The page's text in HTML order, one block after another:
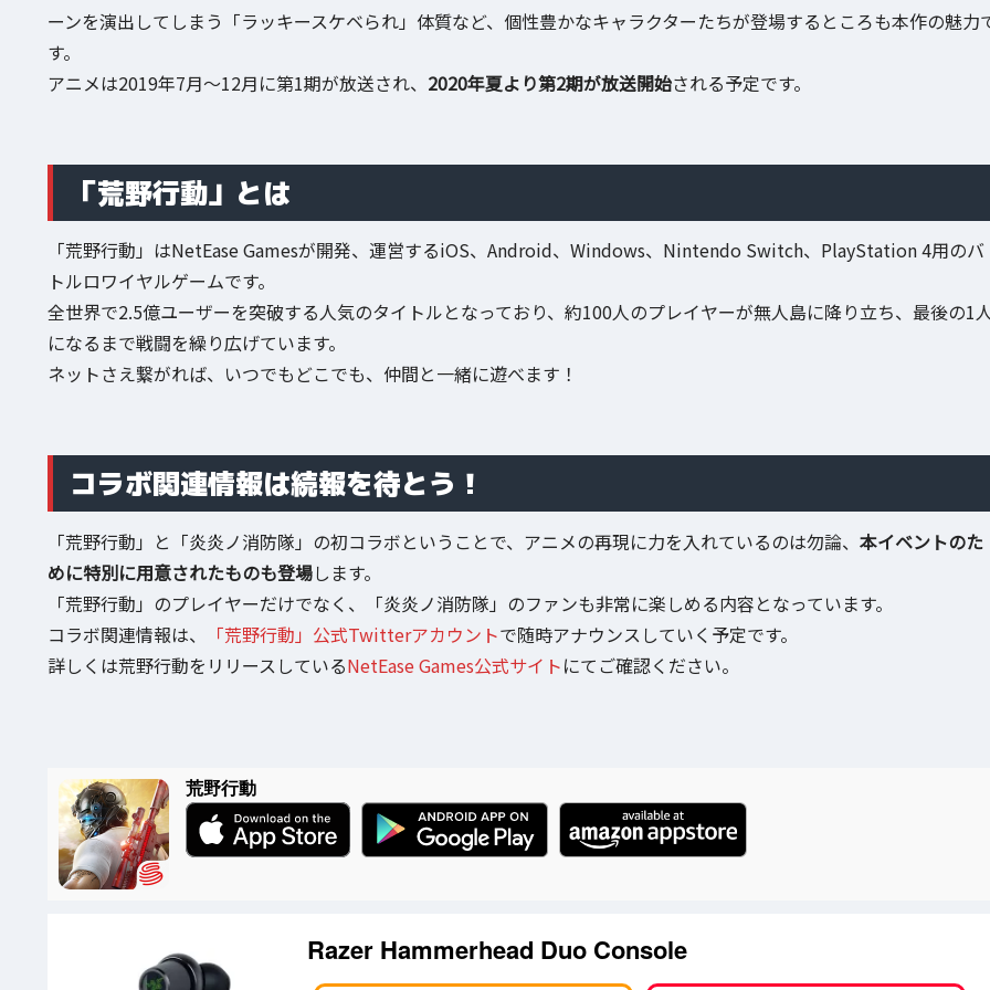
ーンを演出してしまう「ラッキースケベられ」体質など、個性豊かなキャラクターたちが登場するところも本作の魅力
す。
アニメは2019年7月～12月に第1期が放送され、 2020年夏より第2期が放送開始される予定です。
「荒野行動」とは
「荒野行動」はNetEase Gamesが開発、運営するiOS、Android、Windows、Nintendo Switch、PlayStation 4用のバ
トルロワイヤルゲームです。
全世界で2.5億ユーザーを突破する人気のタイトルとなっており、約100人のプレイヤーが無人島に降り立ち、最後の1
になるまで戦闘を繰り広げています。
ネットさえ繋がれば、いつでもどこでも、仲間と一緒に遊べます！
コラボ関連情報は続報を待とう！
「荒野行動」と「炎炎ノ消防隊」の初コラボということで、アニメの再現に力を入れているのは勿論、 本イベントのた
めに特別に用意されたものも登場します。
「荒野行動」のプレイヤーだけでなく、「炎炎ノ消防隊」のファンも非常に楽しめる内容となっています。
コラボ関連情報は、
「荒野行動」公式Twitterアカウントで随時アナウンスしていく予定です。
詳しくは荒野行動をリリースしているNetEase Games公式サイトにてご確認ください。
荒野行動
Razer Hammerhead Duo Console